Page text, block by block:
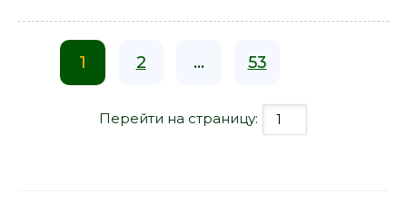
1 2 ... 53
Перейти на страницу: